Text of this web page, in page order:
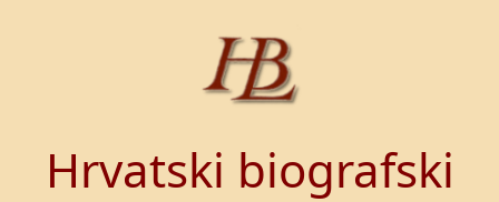
Hrvatski biografski